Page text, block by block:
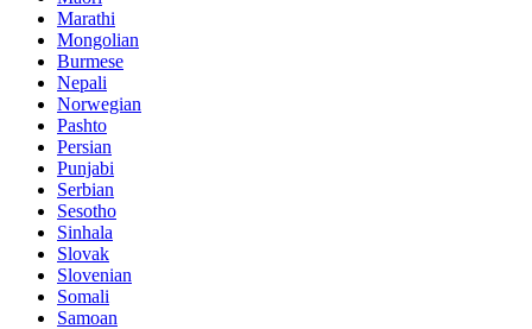
Marathi
Mongolian
Burmese
Nepali
Norwegian
Pashto
Persian
Punjabi
Serbian
Sesotho
Sinhala
Slovak
Slovenian
Somali
Samoan